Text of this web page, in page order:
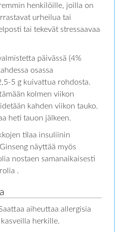
henkilöille, joilla on
urheilua tai
tai tekevät stressaavaa
päivässä (4%
osassa
5 g kuivattua rohdosta.
kolmen viikon
kahden viikon tauko.
heti tauon jälkeen.
tilaa insuliinin
näyttää myös
nostaen samanaikaisesti
.
aiheuttaa allergisia
herkille.